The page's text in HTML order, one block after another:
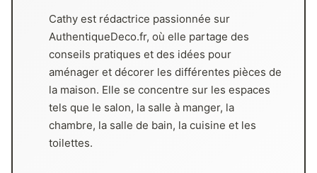
Cathy est rédactrice passionnée sur
AuthentiqueDeco.fr, où elle partage des
conseils pratiques et des idées pour
aménager et décorer les différentes pièces de
la maison. Elle se concentre sur les espaces
tels que le salon, la salle à manger, la
chambre, la salle de bain, la cuisine et les
toilettes.